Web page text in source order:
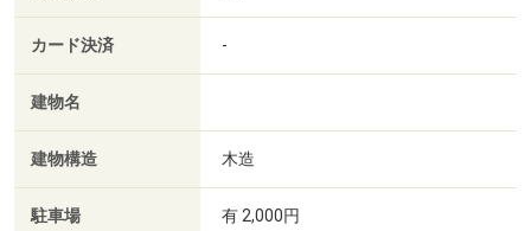
カード決済 -
建物名
建物構造 木造
駐車場 有 2,000円